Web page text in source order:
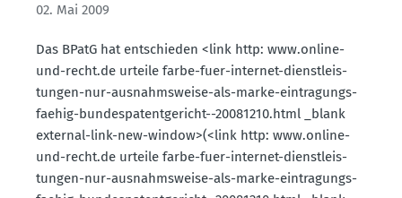
02. Mai 2009
Das BPatG hat entschieden <link http: www.​online-​
und-​recht.​de urteile farbe-fuer-internet-dienst­leis­
tungen-nur-ausnahms­weise-als-marke-eintra­gungs­
faehig-bundes­pa­tent­ge­richt--20081210.html _blank
external-link-new-window>(<link http: www.​online-​
und-​recht.​de urteile farbe-fuer-internet-dienst­leis­
tungen-nur-ausnahms­weise-als-marke-eintra­gungs­